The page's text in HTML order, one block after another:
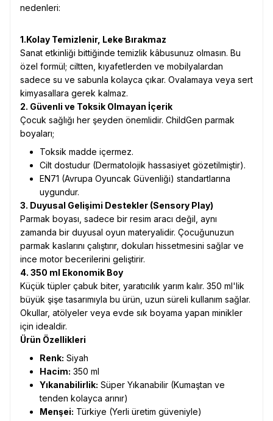
nedenleri:
1.Kolay Temizlenir, Leke Bırakmaz
Sanat etkinliği bittiğinde temizlik kâbusunuz olmasın. Bu
özel formül; ciltten, kıyafetlerden ve mobilyalardan
sadece su ve sabunla kolayca çıkar. Ovalamaya veya sert
kimyasallara gerek kalmaz.
2. Güvenli ve Toksik Olmayan İçerik
Çocuk sağlığı her şeyden önemlidir. ChildGen parmak
boyaları;
Toksik madde içermez.
Cilt dostudur (Dermatolojik hassasiyet gözetilmiştir).
EN71 (Avrupa Oyuncak Güvenliği) standartlarına
uygundur.
3. Duyusal Gelişimi Destekler (Sensory Play)
Parmak boyası, sadece bir resim aracı değil, aynı
zamanda bir duyusal oyun materyalidir. Çocuğunuzun
parmak kaslarını çalıştırır, dokuları hissetmesini sağlar ve
ince motor becerilerini geliştirir.
4. 350 ml Ekonomik Boy
Küçük tüpler çabuk biter, yaratıcılık yarım kalır. 350 ml'lik
büyük şişe tasarımıyla bu ürün, uzun süreli kullanım sağlar.
Okullar, atölyeler veya evde sık boyama yapan minikler
için idealdir.
Ürün Özellikleri
Renk: Siyah
Hacim: 350 ml
Yıkanabilirlik: Süper Yıkanabilir (Kumaştan ve
tenden kolayca arınır)
Menşei: Türkiye (Yerli üretim güveniyle)